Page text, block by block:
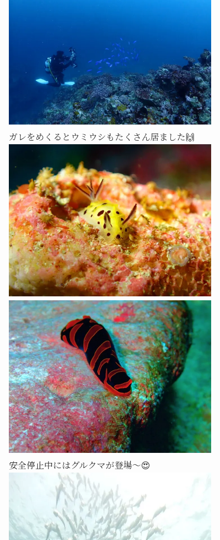
ガレをめくるとウミウシもたくさん居ました🙌
安全停止中にはグルクマが登場～😍